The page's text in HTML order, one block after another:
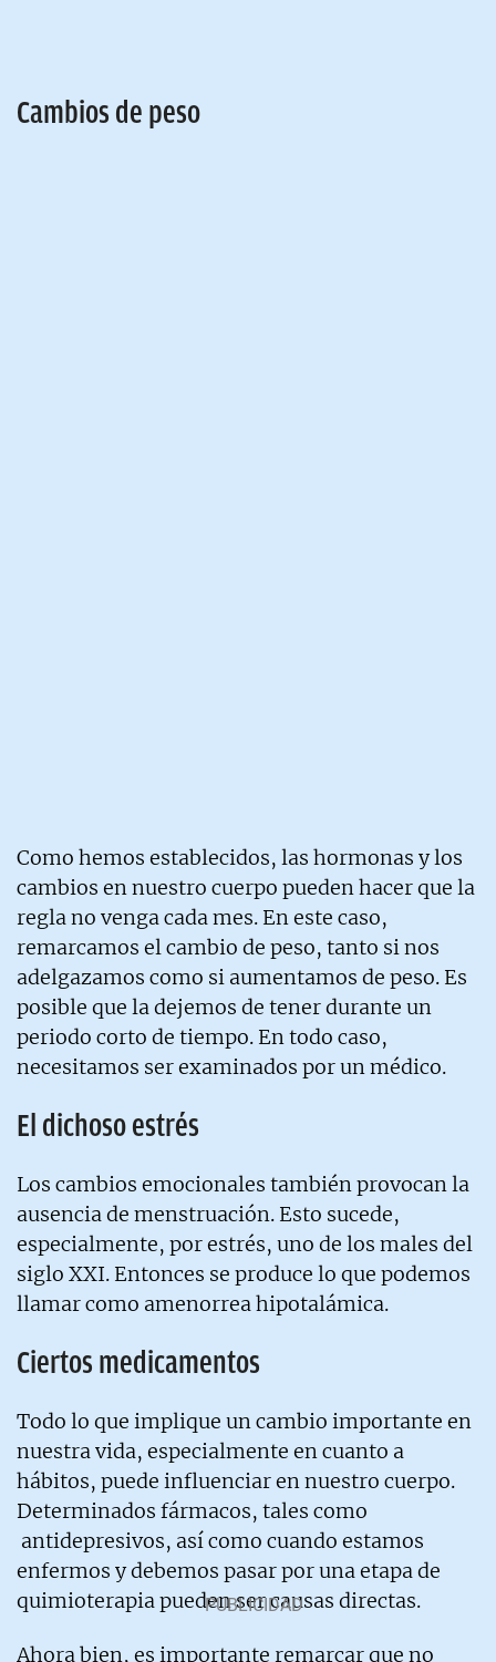
Cambios de peso
Como hemos establecidos, las hormonas y los
cambios en nuestro cuerpo pueden hacer que la
regla no venga cada mes. En este caso,
remarcamos el cambio de peso, tanto si nos
adelgazamos como si aumentamos de peso. Es
posible que la dejemos de tener durante un
periodo corto de tiempo. En todo caso,
necesitamos ser examinados por un médico.
El dichoso estrés
Los cambios emocionales también provocan la
ausencia de menstruación. Esto sucede,
especialmente, por estrés, uno de los males del
siglo XXI. Entonces se produce lo que podemos
llamar como amenorrea hipotalámica.
Ciertos medicamentos
Todo lo que implique un cambio importante en
nuestra vida, especialmente en cuanto a
hábitos, puede influenciar en nuestro cuerpo.
Determinados fármacos, tales como
antidepresivos, así como cuando estamos
enfermos y debemos pasar por una etapa de
quimioterapia pueden ser causas directas.
Ahora bien, es importante remarcar que no